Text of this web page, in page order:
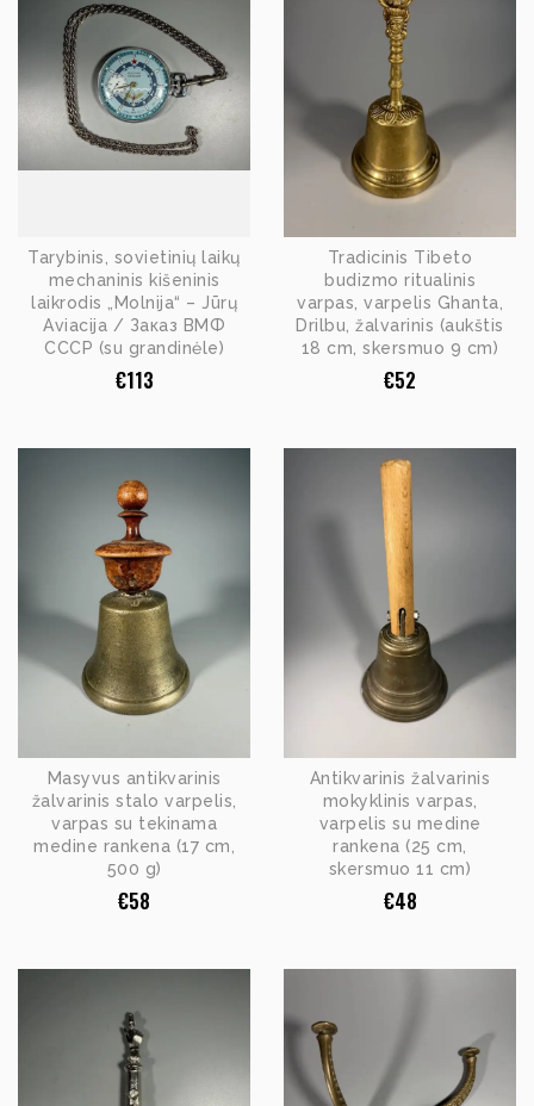
Tarybinis, sovietinių laikų
mechaninis kišeninis
laikrodis „Molnija“ – Jūrų
Aviacija / Заказ ВМФ
СССР (su grandinėle)
€113
Tradicinis Tibeto
budizmo ritualinis
varpas, varpelis Ghanta,
Drilbu, žalvarinis (aukštis
18 cm, skersmuo 9 cm)
€52
Masyvus antikvarinis
žalvarinis stalo varpelis,
varpas su tekinama
medine rankena (17 cm,
500 g)
€58
Antikvarinis žalvarinis
mokyklinis varpas,
varpelis su medine
rankena (25 cm,
skersmuo 11 cm)
€48